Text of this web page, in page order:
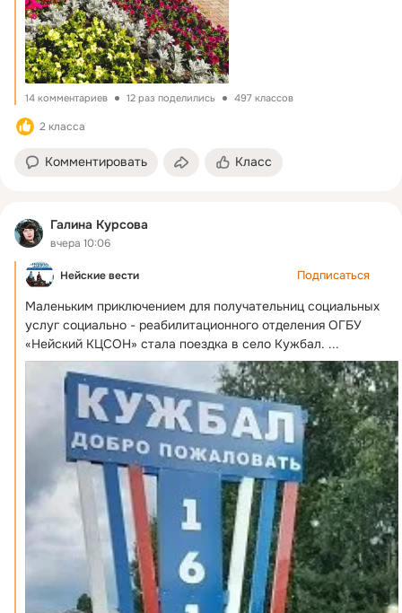
14 комментариев 12 раз поделились 497 классов
2 класса
Комментировать Класс
Галина Курсова
вчера 10:06
Нейские вести Подписаться
Маленьким приключением для получательниц социальных
услуг социально - реабилитационного отделения ОГБУ
«Нейский КЦСОН» стала поездка в село Кужбал. ...